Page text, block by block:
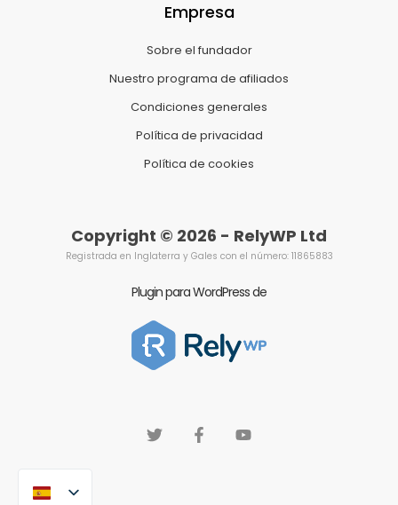
Empresa
Sobre el fundador
Nuestro programa de afiliados
Condiciones generales
Política de privacidad
Política de cookies
Copyright © 2026 - RelyWP Ltd
Registrada en Inglaterra y Gales con el número: 11865883
Plugin para WordPress de